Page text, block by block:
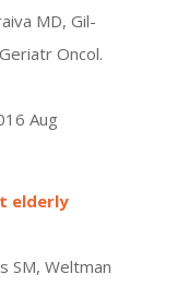
MD, Gil-
Oncol.
Aug
elderly
SM, Weltman